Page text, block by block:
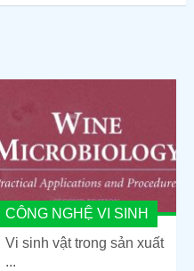
CÔNG NGHỆ VI SINH
Vi sinh vật trong sản xuất
...